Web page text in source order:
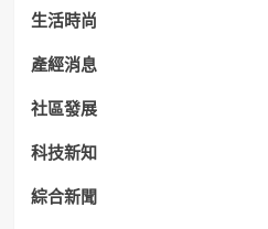
生活時尚
產經消息
社區發展
科技新知
綜合新聞